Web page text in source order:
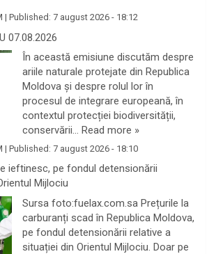
| Published: 7 august 2026 - 18:12
07.08.2026
În această emisiune discutăm despre
ariile naturale protejate din Republica
Moldova și despre rolul lor în
procesul de integrare europeană, în
contextul protecției biodiversității,
conservării… Read more »
| Published: 7 august 2026 - 18:10
ieftinesc, pe fondul detensionării
Mijlociu
Sursa foto:fuelax.com.sa Prețurile la
carburanți scad în Republica Moldova,
pe fondul detensionării relative a
situației din Orientul Mijlociu. Doar pe